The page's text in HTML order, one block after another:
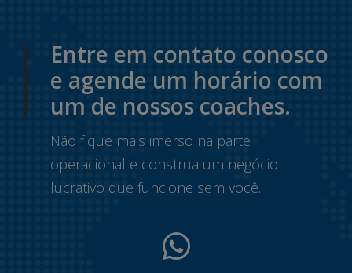
Entre em contato conosco
e agende um horário com
um de nossos coaches.
Não fique mais imerso na parte
operacional e construa um negócio
lucrativo que funcione sem você.